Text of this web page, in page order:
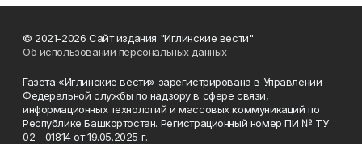
© 2021-2026 Сайт издания "Иглинские вести"
Об использовании персональных данных
Газета «Иглинские вести» зарегистрирована в Управлении
Федеральной службы по надзору в сфере связи,
информационных технологий и массовых коммуникаций по
Республике Башкортостан. Регистрационный номер ПИ № ТУ
02 - 01814 от 19.05.2025 г.